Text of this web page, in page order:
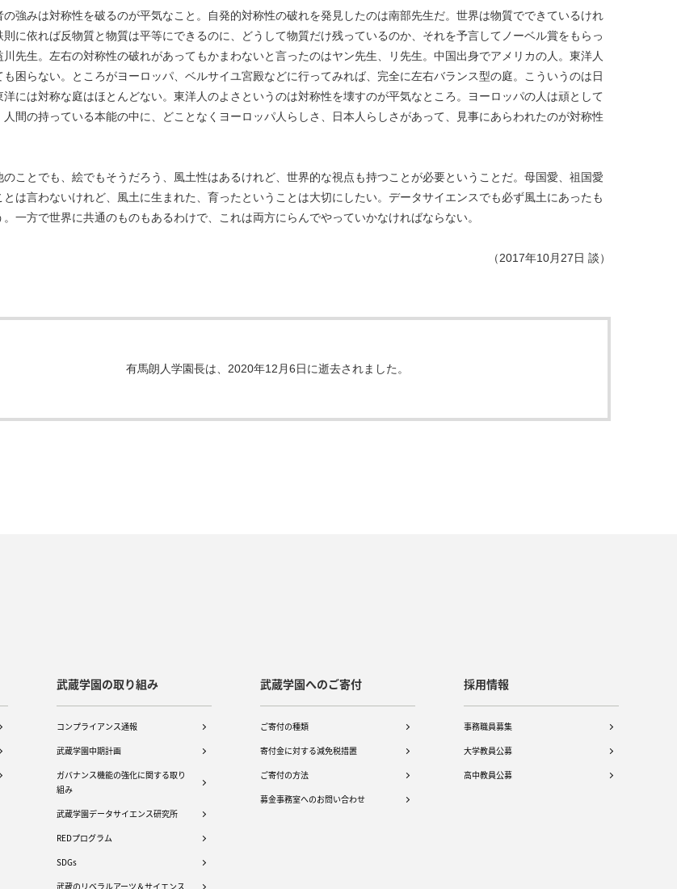
の強みは対称性を破るのが平気なこと。自発的対称性の破れを発見したのは南部先生だ。世界は物質でできているけれ
則に依れば反物質と物質は平等にできるのに、どうして物質だけ残っているのか、それを予言してノーベル賞をもらっ
川先生。左右の対称性の破れがあってもかまわないと言ったのはヤン先生、リ先生。中国出身でアメリカの人。東洋人
も困らない。ところがヨーロッパ、ベルサイユ宮殿などに行ってみれば、完全に左右バランス型の庭。こういうのは日
洋には対称な庭はほとんどない。東洋人のよさというのは対称性を壊すのが平気なところ。ヨーロッパの人は頑として
人間の持っている本能の中に、どことなくヨーロッパ人らしさ、日本人らしさがあって、見事にあらわれたのが対称性
のことでも、絵でもそうだろう、風土性はあるけれど、世界的な視点も持つことが必要ということだ。母国愛、祖国愛
とは言わないけれど、風土に生まれた、育ったということは大切にしたい。データサイエンスでも必ず風土にあったも
一方で世界に共通のものもあるわけで、これは両方にらんでやっていかなければならない。
（2017年10月27日 談）
有馬朗人学園長は、2020年12月6日に逝去されました。
武蔵学園の取り組み
コンプライアンス通報
武蔵学園中期計画
ガバナンス機能の強化に関する取り
組み
武蔵学園データサイエンス研究所
REDプログラム
SDGs
武蔵のリベラルアーツ＆サイエンス
武蔵学園へのご寄付
ご寄付の種類
寄付金に対する減免税措置
ご寄付の方法
募金事務室へのお問い合わせ
採用情報
事務職員募集
大学教員公募
高中教員公募